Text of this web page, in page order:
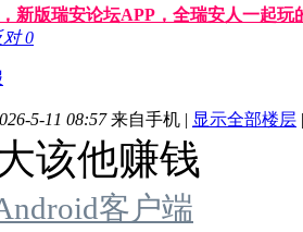
新版瑞安论坛APP，全瑞安人一起玩
对0
5-11 08:57 来自手机 | 显示全部楼层 |
该他赚钱
客户端